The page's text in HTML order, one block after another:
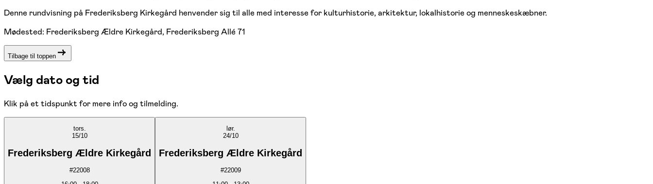
Denne rundvisning på Frederiksberg Kirkegård henvender sig til alle med interesse for kulturhistorie, arkitektur, lokalhistorie og menneskeskæbner.
Mødested: Frederiksberg Ældre Kirkegård, Frederiksberg Allé 71
Tilbage til toppen
Vælg dato og tid
Klik på et tidspunkt for mere info og tilmelding.
tors.
15/10
Frederiksberg Ældre Kirkegård
#22008
lør.
24/10
Frederiksberg Ældre Kirkegård
#22009